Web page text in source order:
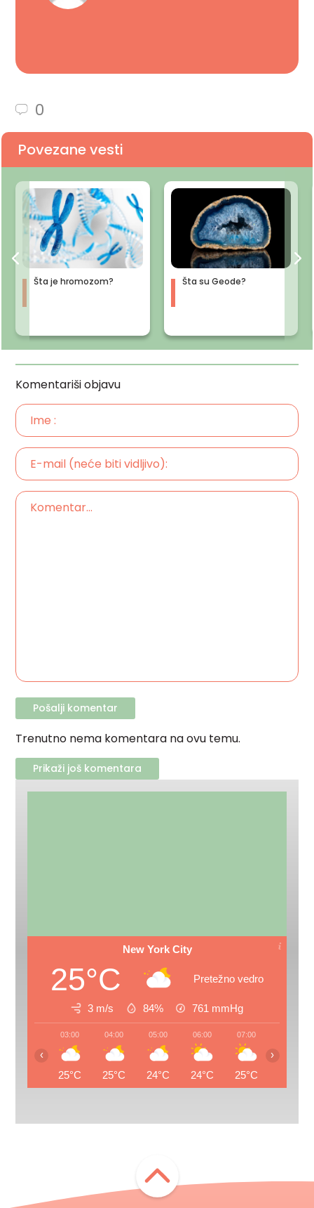
0
Povezane vesti
Šta je hromozom? Šta su Geode?
Komentariši objavu
Trenutno nema komentara na ovu temu.
Prikaži još komentara
New York City
25°C Pretežno vedro
3 m/s 84% 761 mmHg
03:00
25°C
04:00
25°C
05:00
24°C
06:00
24°C
07:00
25°C
‹ ›